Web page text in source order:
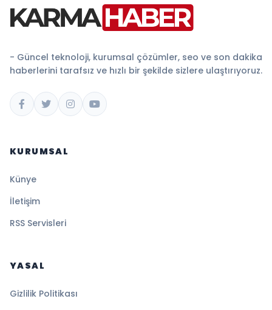
- Güncel teknoloji, kurumsal çözümler, seo ve son dakika
haberlerini tarafsız ve hızlı bir şekilde sizlere ulaştırıyoruz.
KURUMSAL
Künye
İletişim
RSS Servisleri
YASAL
Gizlilik Politikası